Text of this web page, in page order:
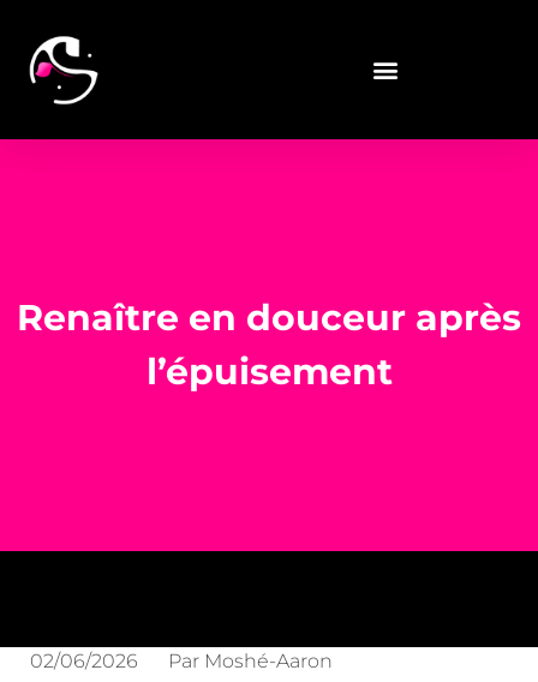
Renaître en douceur après
l’épuisement
02/06/2026 Par Moshé-Aaron